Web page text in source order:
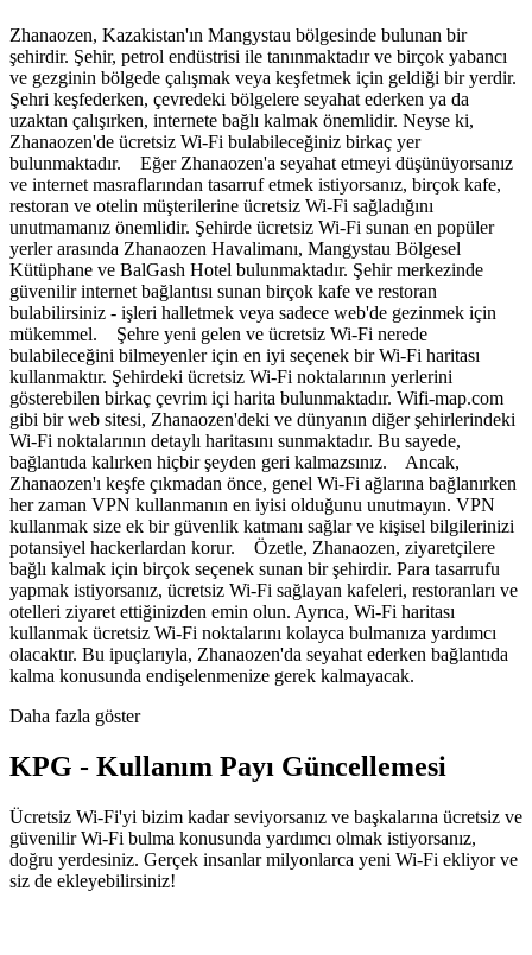
Zhanaozen, Kazakistan'ın Mangystau bölgesinde bulunan bir
şehirdir. Şehir, petrol endüstrisi ile tanınmaktadır ve birçok yabancı
ve gezginin bölgede çalışmak veya keşfetmek için geldiği bir yerdir.
Şehri keşfederken, çevredeki bölgelere seyahat ederken ya da
uzaktan çalışırken, internete bağlı kalmak önemlidir. Neyse ki,
Zhanaozen'de ücretsiz Wi-Fi bulabileceğiniz birkaç yer
bulunmaktadır. Eğer Zhanaozen'a seyahat etmeyi düşünüyorsanız
ve internet masraflarından tasarruf etmek istiyorsanız, birçok kafe,
restoran ve otelin müşterilerine ücretsiz Wi-Fi sağladığını
unutmamanız önemlidir. Şehirde ücretsiz Wi-Fi sunan en popüler
yerler arasında Zhanaozen Havalimanı, Mangystau Bölgesel
Kütüphane ve BalGash Hotel bulunmaktadır. Şehir merkezinde
güvenilir internet bağlantısı sunan birçok kafe ve restoran
bulabilirsiniz - işleri halletmek veya sadece web'de gezinmek için
mükemmel. Şehre yeni gelen ve ücretsiz Wi-Fi nerede
bulabileceğini bilmeyenler için en iyi seçenek bir Wi-Fi haritası
kullanmaktır. Şehirdeki ücretsiz Wi-Fi noktalarının yerlerini
gösterebilen birkaç çevrim içi harita bulunmaktadır. Wifi-map.com
gibi bir web sitesi, Zhanaozen'deki ve dünyanın diğer şehirlerindeki
Wi-Fi noktalarının detaylı haritasını sunmaktadır. Bu sayede,
bağlantıda kalırken hiçbir şeyden geri kalmazsınız. Ancak,
Zhanaozen'ı keşfe çıkmadan önce, genel Wi-Fi ağlarına bağlanırken
her zaman VPN kullanmanın en iyisi olduğunu unutmayın. VPN
kullanmak size ek bir güvenlik katmanı sağlar ve kişisel bilgilerinizi
potansiyel hackerlardan korur. Özetle, Zhanaozen, ziyaretçilere
bağlı kalmak için birçok seçenek sunan bir şehirdir. Para tasarrufu
yapmak istiyorsanız, ücretsiz Wi-Fi sağlayan kafeleri, restoranları ve
otelleri ziyaret ettiğinizden emin olun. Ayrıca, Wi-Fi haritası
kullanmak ücretsiz Wi-Fi noktalarını kolayca bulmanıza yardımcı
olacaktır. Bu ipuçlarıyla, Zhanaozen'da seyahat ederken bağlantıda
kalma konusunda endişelenmenize gerek kalmayacak.
Daha fazla göster
KPG - Kullanım Payı Güncellemesi
Ücretsiz Wi-Fi'yi bizim kadar seviyorsanız ve başkalarına ücretsiz ve
güvenilir Wi-Fi bulma konusunda yardımcı olmak istiyorsanız,
doğru yerdesiniz. Gerçek insanlar milyonlarca yeni Wi-Fi ekliyor ve
siz de ekleyebilirsiniz!